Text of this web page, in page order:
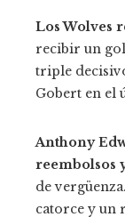
Los Wolves
recibir un
triple
Gobert en el
Anthony
reembolsos
de
catorce y un